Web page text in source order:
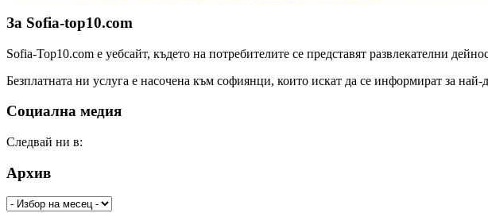
За Sofia-top10.com
Sofia-Top10.com е уебсайт, където на потребителите се представят развлекателни
Безплатната ни услуга е насочена към софиянци, които искат да се информират за
Социална медия
Следвай ни в:
Архив
Архив